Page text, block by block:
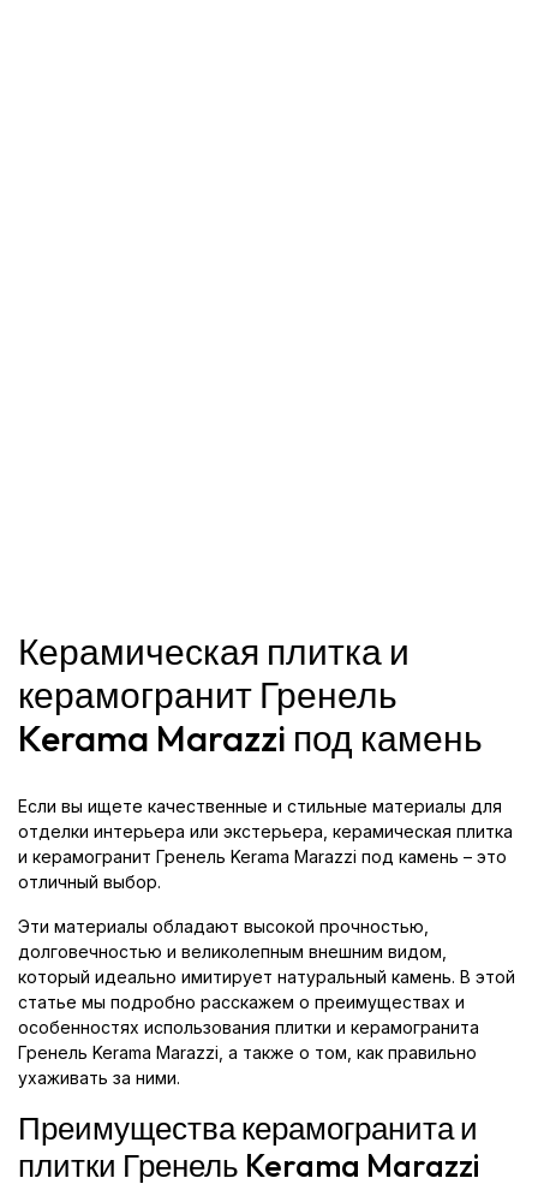
Керамическая плитка и
керамогранит Гренель
Kerama Marazzi под камень
Если вы ищете качественные и стильные материалы для
отделки интерьера или экстерьера, керамическая плитка
и керамогранит Гренель Kerama Marazzi под камень – это
отличный выбор.
Эти материалы обладают высокой прочностью,
долговечностью и великолепным внешним видом,
который идеально имитирует натуральный камень. В этой
статье мы подробно расскажем о преимуществах и
особенностях использования плитки и керамогранита
Гренель Kerama Marazzi, а также о том, как правильно
ухаживать за ними.
Преимущества керамогранита и
плитки Гренель Kerama Marazzi